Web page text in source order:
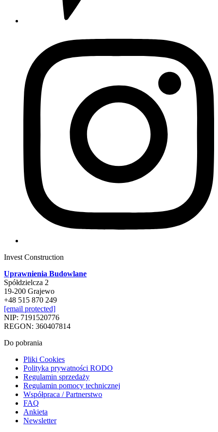
Invest Construction
Uprawnienia Budowlane
Spółdzielcza 2
19-200 Grajewo
+48 515 870 249
[email protected]
NIP: 7191520776
REGON: 360407814
Do pobrania
Pliki Cookies
Polityka prywatności RODO
Regulamin sprzedaży
Regulamin pomocy technicznej
Współpraca / Partnerstwo
FAQ
Ankieta
Newsletter